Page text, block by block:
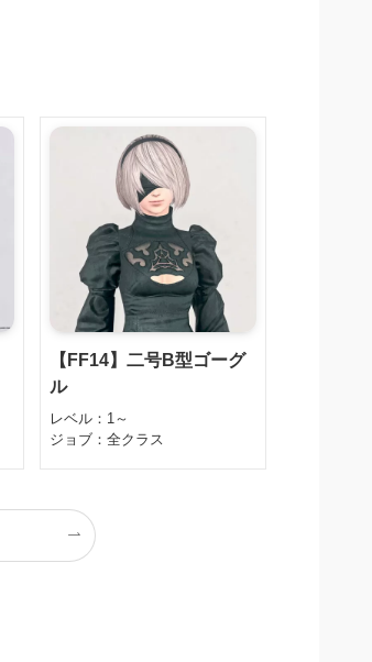
【FF14】二号B型ゴーグ
ル
レベル：1～
ジョブ：全クラス